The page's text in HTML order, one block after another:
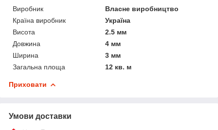
Виробник
Власне виробництво
Країна виробник
Україна
Висота
2.5 мм
Довжина
4 мм
Ширина
3 мм
Загальна площа
12 кв. м
Приховати
Умови доставки